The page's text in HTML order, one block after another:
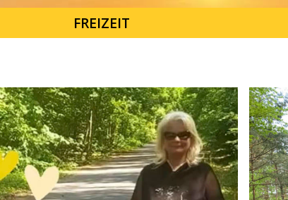
FREIZEIT